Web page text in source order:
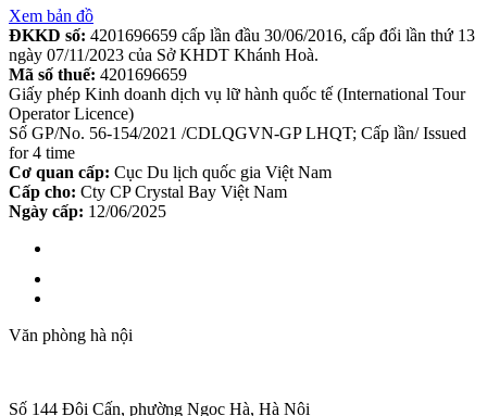
Xem bản đồ
ĐKKD số: 4201696659 cấp lần đầu 30/06/2016, cấp đổi lần thứ 13
ngày 07/11/2023 của Sở KHDT Khánh Hoà.
Mã số thuế: 4201696659
Giấy phép Kinh doanh dịch vụ lữ hành quốc tế (International Tour
Operator Licence)
Số GP/No. 56-154/2021 /CDLQGVN-GP LHQT; Cấp lần/ Issued
for 4 time
Cơ quan cấp: Cục Du lịch quốc gia Việt Nam
Cấp cho: Cty CP Crystal Bay Việt Nam
Ngày cấp: 12/06/2025
Văn phòng hà nội
Số 144 Đội Cấn, phường Ngọc Hà, Hà Nội